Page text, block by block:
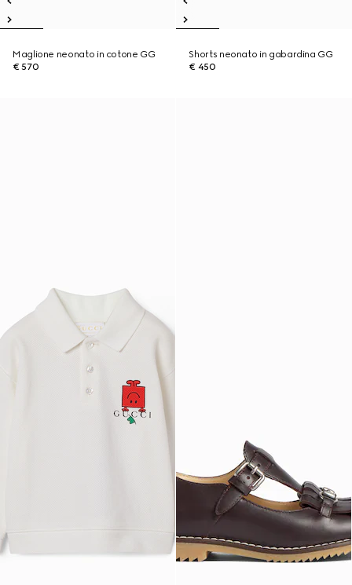
Maglione neonato in cotone GG
€ 570
Shorts neonato in gabardina GG
€ 450